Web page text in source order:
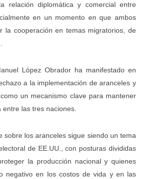
relación diplomática y comercial entre
en un momento en que ambos
la cooperación en temas migratorios, de
López Obrador ha manifestado en
a la implementación de aranceles y
un mecanismo clave para mantener
las tres naciones.
sobre los aranceles sigue siendo un tema
de EE.UU., con posturas divididas
la producción nacional y quienes
negativo en los costos de vida y en las